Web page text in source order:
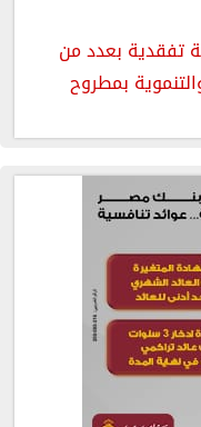
تفقدية بعدد من
بمطروح